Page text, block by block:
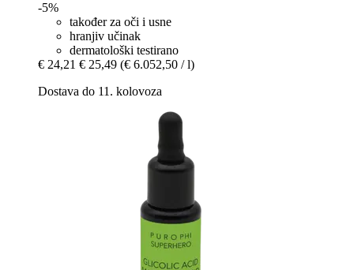
-5%
također za oči i usne
hranjiv učinak
dermatološki testirano
€ 24,21 € 25,49 (€ 6.052,50 / l)
Dostava do 11. kolovoza